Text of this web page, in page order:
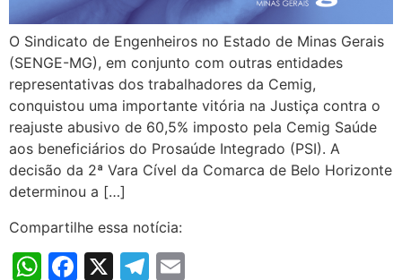
O Sindicato de Engenheiros no Estado de Minas Gerais
(SENGE-MG), em conjunto com outras entidades
representativas dos trabalhadores da Cemig,
conquistou uma importante vitória na Justiça contra o
reajuste abusivo de 60,5% imposto pela Cemig Saúde
aos beneficiários do Prosaúde Integrado (PSI). A
decisão da 2ª Vara Cível da Comarca de Belo Horizonte
determinou a […]
Compartilhe essa notícia:
WhatsApp
Facebook
X Telegram